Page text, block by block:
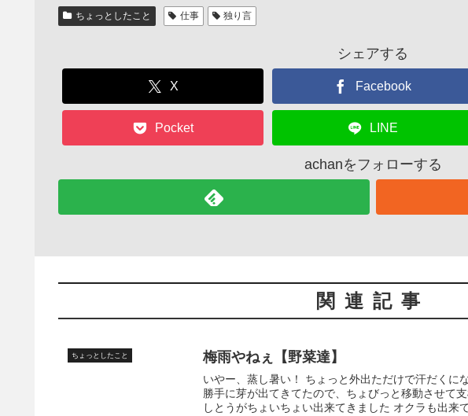
b
o
k
ちょっとしたこと 仕事 独り言
シェアする
X Facebook
Pocket LINE
achanをフォローする
関連記事
ちょっとしたこと 梅雨やねぇ【野菜達】
いやー、蒸し暑い！ ちょっと外出ただけで汗だくに
勝手に芽が出てきてたので、ちょびっと移動させて
しとうがちょいちょい出来てきました オクラも出来